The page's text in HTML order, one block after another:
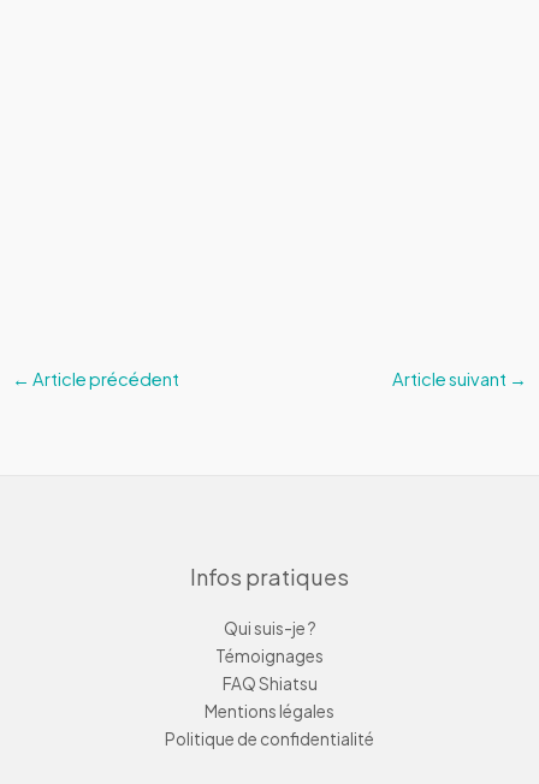
← Article précédent Article suivant →
Infos pratiques
Qui suis-je ?
Témoignages
FAQ Shiatsu
Mentions légales
Politique de confidentialité